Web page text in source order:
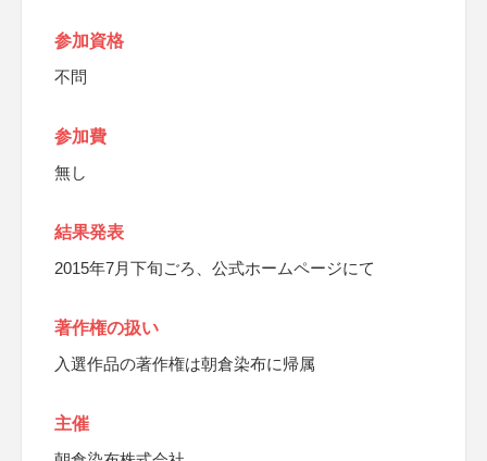
参加資格
不問
参加費
無し
結果発表
2015年7月下旬ごろ、公式ホームページにて
著作権の扱い
入選作品の著作権は朝倉染布に帰属
主催